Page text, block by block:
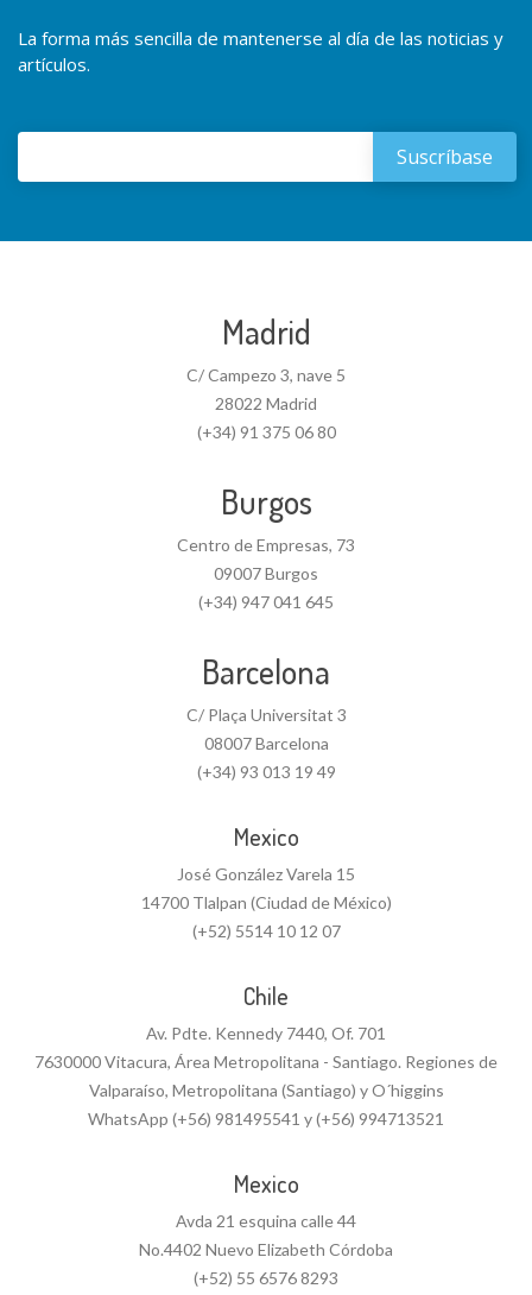
La forma más sencilla de mantenerse al día de las noticias y
artículos.
Madrid
C/ Campezo 3, nave 5
28022 Madrid
(+34) 91 375 06 80
Burgos
Centro de Empresas, 73
09007 Burgos
(+34) 947 041 645
Barcelona
C/ Plaça Universitat 3
08007 Barcelona
(+34) 93 013 19 49
Mexico
José González Varela 15
14700 Tlalpan (Ciudad de México)
(+52) 5514 10 12 07
Chile
Av. Pdte. Kennedy 7440, Of. 701
7630000 Vitacura, Área Metropolitana - Santiago. Regiones de
Valparaíso, Metropolitana (Santiago) y O´higgins
WhatsApp (+56) 981495541 y (+56) 994713521
Mexico
Avda 21 esquina calle 44
No.4402 Nuevo Elizabeth Córdoba
(+52) 55 6576 8293